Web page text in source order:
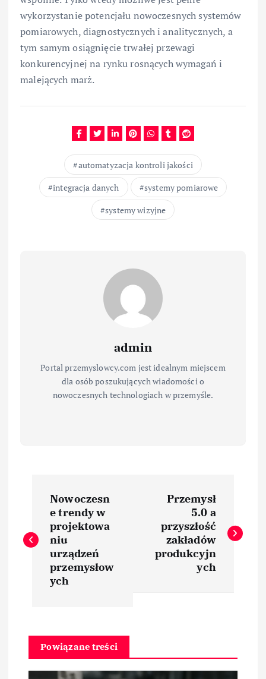
wykorzystanie potencjału nowoczesnych systemów
pomiarowych, diagnostycznych i analitycznych, a
tym samym osiągnięcie trwałej przewagi
konkurencyjnej na rynku rosnących wymagań i
malejących marż.
automatyzacja kontroli jakości
integracja danych
systemy pomiarowe
systemy wizyjne
admin
Portal przemyslowcy.com jest idealnym miejscem
dla osób poszukujących wiadomości o
nowoczesnych technologiach w przemyśle.
w
a
c
Nowoczesn
e trendy w
projektowa
niu
urządzeń
przemysłow
ych
Przemysł
5.0 a
przyszłość
zakładów
produkcyjn
ych
Powiązane treści